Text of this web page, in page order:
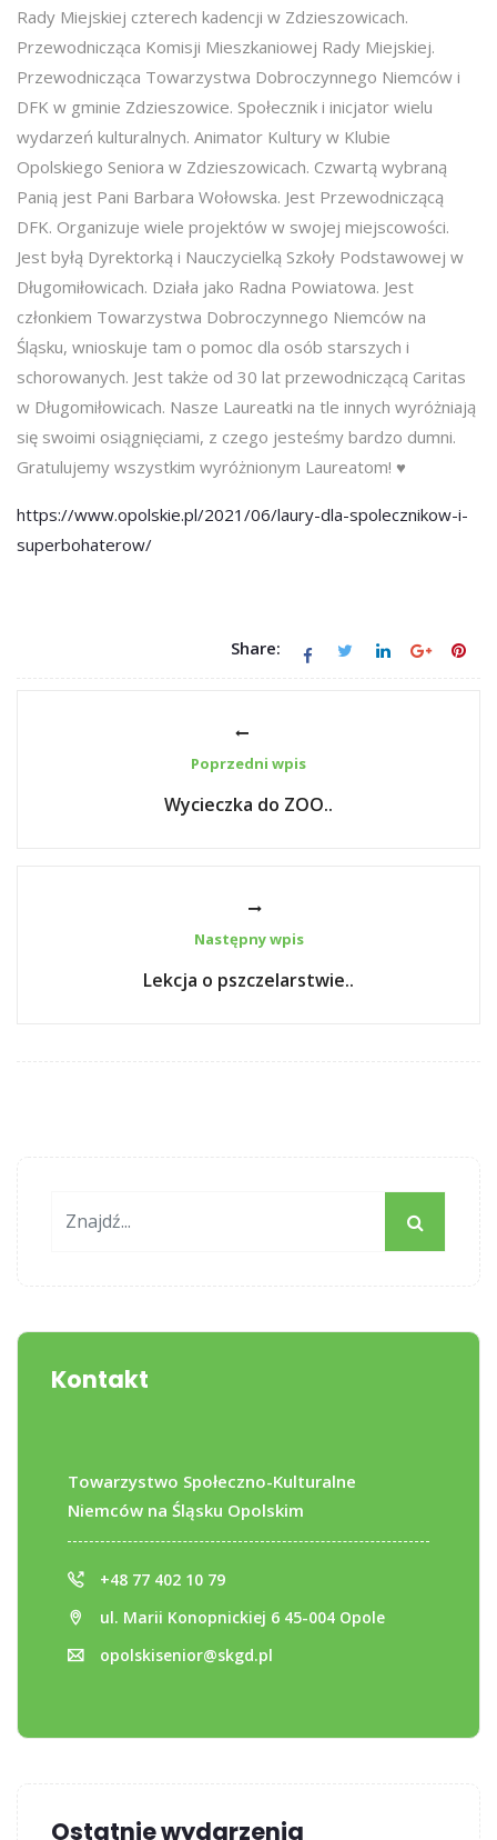
Rady Miejskiej czterech kadencji w Zdzieszowicach.
Przewodnicząca Komisji Mieszkaniowej Rady Miejskiej.
Przewodnicząca Towarzystwa Dobroczynnego Niemców i
DFK w gminie Zdzieszowice. Społecznik i inicjator wielu
wydarzeń kulturalnych. Animator Kultury w Klubie
Opolskiego Seniora w Zdzieszowicach. Czwartą wybraną
Panią jest Pani Barbara Wołowska. Jest Przewodniczącą
DFK. Organizuje wiele projektów w swojej miejscowości.
Jest byłą Dyrektorką i Nauczycielką Szkoły Podstawowej w
Długomiłowicach. Działa jako Radna Powiatowa. Jest
członkiem Towarzystwa Dobroczynnego Niemców na
Śląsku, wnioskuje tam o pomoc dla osób starszych i
schorowanych. Jest także od 30 lat przewodniczącą Caritas
w Długomiłowicach. Nasze Laureatki na tle innych wyróżniają
się swoimi osiągnięciami, z czego jesteśmy bardzo dumni.
Gratulujemy wszystkim wyróżnionym Laureatom! ♥
https://www.opolskie.pl/2021/06/laury-dla-spolecznikow-i-
superbohaterow/
Share:
Poprzedni wpis
Wycieczka do ZOO..
Następny wpis
Lekcja o pszczelarstwie..
Kontakt
Towarzystwo Społeczno-Kulturalne
Niemców na Śląsku Opolskim
+48 77 402 10 79
ul. Marii Konopnickiej 6 45-004 Opole
opolskisenior@skgd.pl
Ostatnie wydarzenia